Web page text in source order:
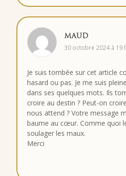
MAUD
30 octobre 2024 à 19
Je suis tombée sur cet article
hasard ou pas. Je me suis
dans ses quelques mots. Ils
croire au destin ? Peut-on
nous attend ? Votre message
baume au cœur. Comme quoi
soulager les maux.
Merci